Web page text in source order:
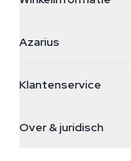
Galvaniweg 11
Nederland
+31(0)204897914
Azarius
Smokeshop
Klantenservice
Retourbeleid
Over & juridisch